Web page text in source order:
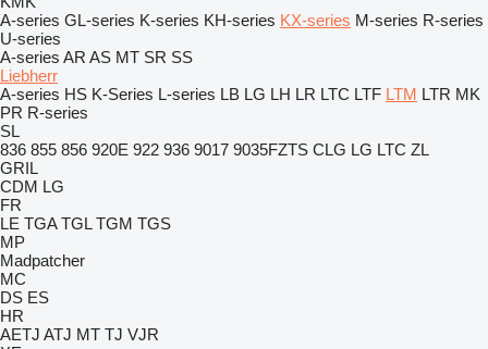
A-series GL-series K-series KH-series KX-series M-series R-series
U-series
A-series AR AS MT SR SS
Liebherr
A-series HS K-Series L-series LB LG LH LR LTC LTF LTM LTR MK
PR R-series
SL
836 855 856 920E 922 936 9017 9035FZTS CLG LG LTC ZL
GRIL
CDM LG
FR
LE TGA TGL TGM TGS
MP
Madpatcher
MC
DS ES
HR
AETJ ATJ MT TJ VJR